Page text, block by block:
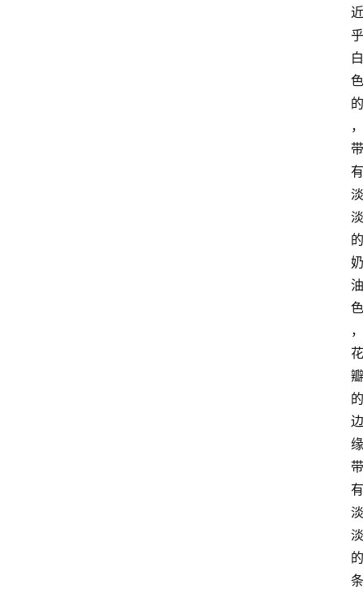
近
乎
白
色
的
，
带
有
淡
淡
的
奶
油
色
，
花
瓣
的
边
缘
带
有
淡
淡
的
条